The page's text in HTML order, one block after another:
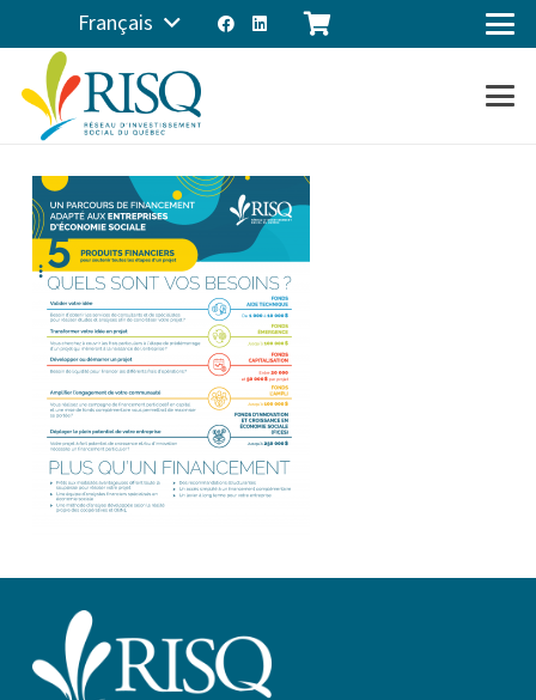
Français